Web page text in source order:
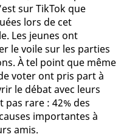
sur TikTok que
lors de cet
Les jeunes ont
le voile sur les parties
À tel point que même
voter ont pris part à
le débat avec leurs
pas rare : 42% des
importantes à
amis.